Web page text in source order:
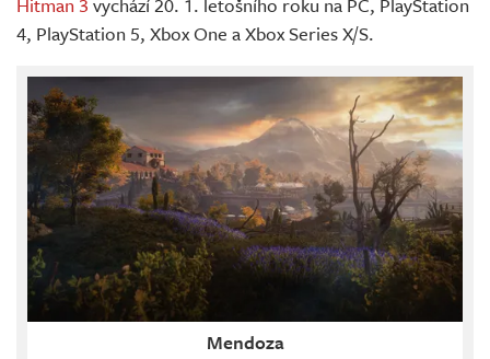
4, PlayStation 5, Xbox One a Xbox Series X/S.
Mendoza